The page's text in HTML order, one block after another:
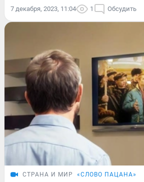
7 декабря, 2023, 11:04 1 Обсудить
СТРАНА И МИР «СЛОВО ПАЦАНА»